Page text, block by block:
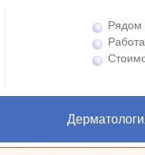
Рядом